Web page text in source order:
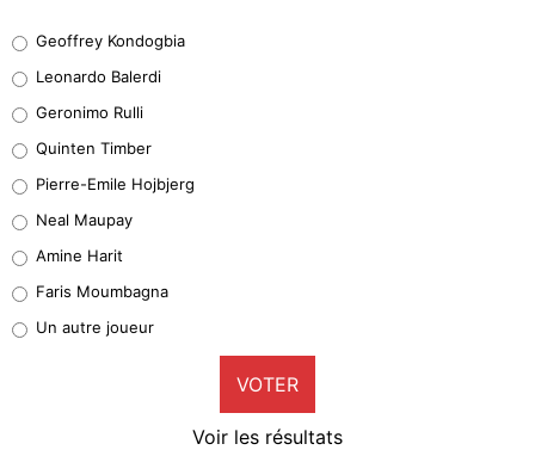
38%
32%
5%
1%
9%
Geoffrey Kondogbia
Leonardo Balerdi
Geronimo Rulli
Quinten Timber
Pierre-Emile Hojbjerg
Neal Maupay
Amine Harit
Faris Moumbagna
Un autre joueur
VOTER
Voir les résultats